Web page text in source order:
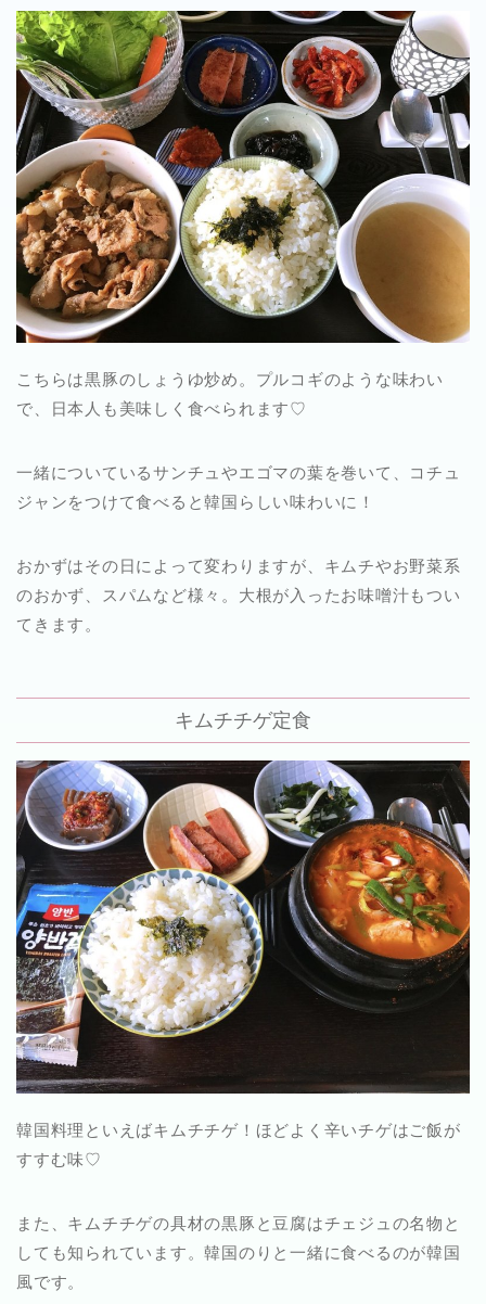
こちらは黒豚のしょうゆ炒め。プルコギのような味わい
で、日本人も美味しく食べられます♡
一緒についているサンチュやエゴマの葉を巻いて、コチュ
ジャンをつけて食べると韓国らしい味わいに！
おかずはその日によって変わりますが、キムチやお野菜系
のおかず、スパムなど様々。大根が入ったお味噌汁もつい
てきます。
キムチチゲ定食
韓国料理といえばキムチチゲ！ほどよく辛いチゲはご飯が
すすむ味♡
また、キムチチゲの具材の黒豚と豆腐はチェジュの名物と
しても知られています。韓国のりと一緒に食べるのが韓国
風です。